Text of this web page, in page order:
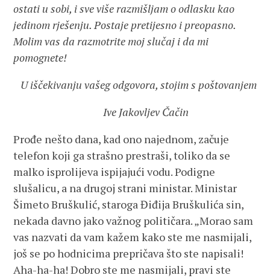
ostati u sobi, i sve više razmišljam o odlasku kao
jedinom rješenju. Postaje pretijesno i preopasno.
Molim vas da razmotrite moj slučaj i da mi
pomognete!
U iščekivanju vašeg odgovora, stojim s poštovanjem
Ive Jakovljev Čačin
Prođe nešto dana, kad ono najednom, začuje
telefon koji ga strašno prestraši, toliko da se
malko isprolijeva ispijajući vodu. Podigne
slušalicu, a na drugoj strani ministar. Ministar
Šimeto Bruškulić, staroga Điđija Bruškulića sin,
nekada davno jako važnog političara. „Morao sam
vas nazvati da vam kažem kako ste me nasmijali,
još se po hodnicima prepričava što ste napisali!
Aha-ha-ha! Dobro ste me nasmijali, pravi ste